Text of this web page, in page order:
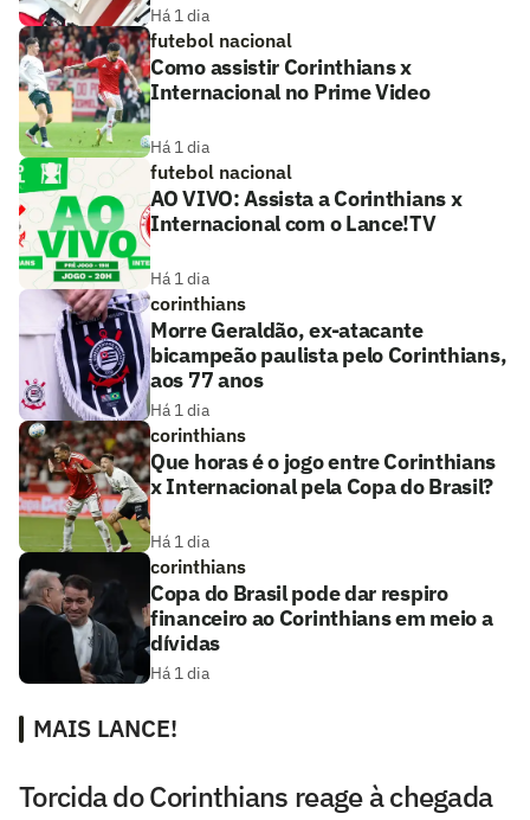
Há 1 dia
futebol nacional
Como assistir Corinthians x
Internacional no Prime Video
Há 1 dia
futebol nacional
AO VIVO: Assista a Corinthians x
Internacional com o Lance!TV
Há 1 dia
corinthians
Morre Geraldão, ex-atacante
bicampeão paulista pelo Corinthians,
aos 77 anos
Há 1 dia
corinthians
Que horas é o jogo entre Corinthians
x Internacional pela Copa do Brasil?
Há 1 dia
corinthians
Copa do Brasil pode dar respiro
financeiro ao Corinthians em meio a
dívidas
Há 1 dia
MAIS LANCE!
Torcida do Corinthians reage à chegada